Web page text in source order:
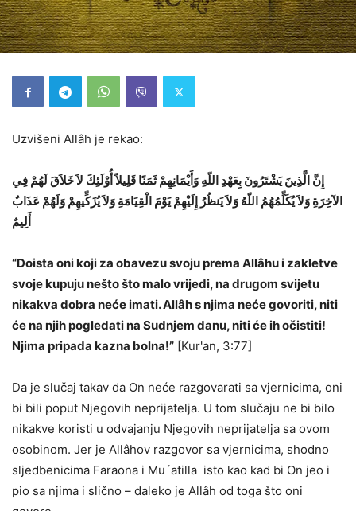
Uzvišeni Allâh je rekao:
إِنَّ الَّذِينَ يَشْتَرُونَ بِعَهْدِ اللّهِ وَأَيْمَانِهِمْ ثَمَنًا قَلِيلاً أُوْلَئِكَ لاَ خَلاَقَ لَهُمْ فِي
الآخِرَةِ وَلاَ يُكَلِّمُهُمُ اللّهُ وَلاَ يَنظُرُ إِلَيْهِمْ يَوْمَ الْقِيَامَةِ وَلاَ يُزَكِّيهِمْ وَلَهُمْ عَذَابٌ
أَلِيمٌ
“Doista oni koji za obavezu svoju prema Allâhu i zakletve
svoje kupuju nešto što malo vrijedi, na drugom svijetu
nikakva dobra neće imati. Allâh s njima neće govoriti, niti
će na njih pogledati na Sudnjem danu, niti će ih očistiti!
Njima pripada kazna bolna!” [Kur'an, 3:77]
Da je slučaj takav da On neće razgovarati sa vjernicima, oni
bi bili poput Njegovih neprijatelja. U tom slučaju ne bi bilo
nikakve koristi u odvajanju Njegovih neprijatelja sa ovom
osobinom. Jer je Allâhov razgovor sa vjernicima, shodno
sljedbenicima Faraona i Mu´atilla isto kao kad bi On jeo i
pio sa njima i slično – daleko je Allâh od toga što oni